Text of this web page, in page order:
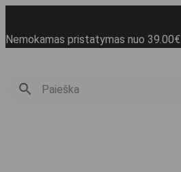
turinio
Nemokamas pristatymas nuo 39.00€